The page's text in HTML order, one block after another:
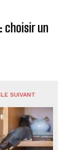
choisir un
SUIVANT